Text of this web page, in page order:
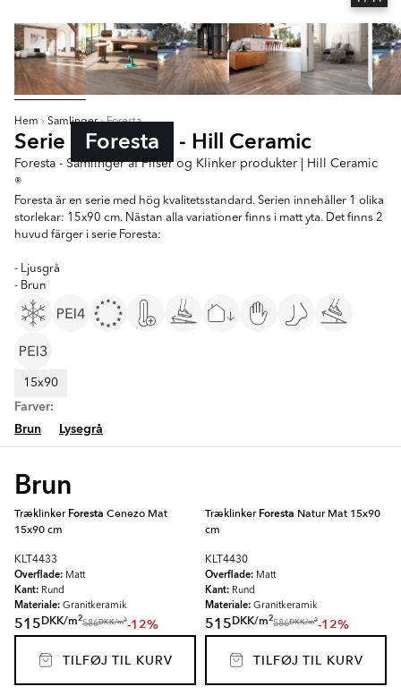
Hem Samlinger Foresta
Serie Foresta - Hill Ceramic
Foresta - Samlinger af Fliser og Klinker produkter | Hill Ceramic
®
Foresta är en serie med hög kvalitetsstandard. Serien innehåller 1 olika
storlekar: 15x90 cm. Nästan alla variationer finns i matt yta. Det finns 2
huvud färger i serie Foresta:
- Ljusgrå
- Brun
15x90
Farver:
Brun
Lysegrå
Brun
TræklinkerForesta Cenezo Mat
15x90 cm
KLT4433
Overflade: Matt
Kant: Rund
Materiale: Granitkeramik
515DKK/m2
586DKK/m2-12%
TILFØJ TIL KURV
TræklinkerForesta Natur Mat 15x90
cm
KLT4430
Overflade: Matt
Kant: Rund
Materiale: Granitkeramik
515DKK/m2
586DKK/m2-12%
TILFØJ TIL KURV